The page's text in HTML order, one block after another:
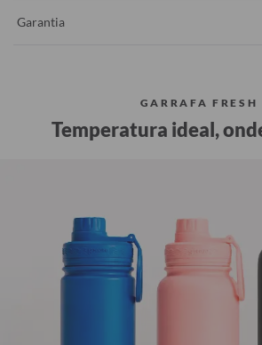
Garantia
GARRAFA FRESH
Temperatura ideal,